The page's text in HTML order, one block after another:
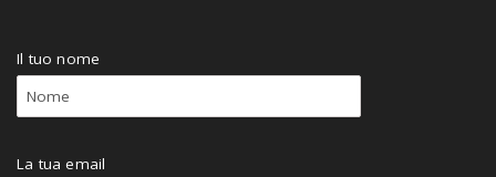
Il tuo nome
La tua email